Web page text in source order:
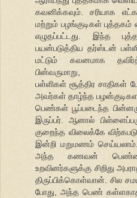
கவனிக்கவும். சரியாக
மற்றும் பழங்குடிகள்
எழுதப்பட்டது. இந்த
பயன்படுத்திய தர்ஸ்டன்
மட்டும் கவனமாக
பின்வருமாறு,
பள்ளிகள் சூத்திர சாதிகள்
அவர்கள் தாழ்ந்த
பெண்கள் பூப்படைந்த
இருப்பர். ஆனால்
குறைந்த விலைக்கே
இன்றி மறுமணம்
அந்த கணவன்
உறவினர்களுக்கு சிறிது
திருப்பிக்கொள்வான். சில
போது, அந்த பெண்